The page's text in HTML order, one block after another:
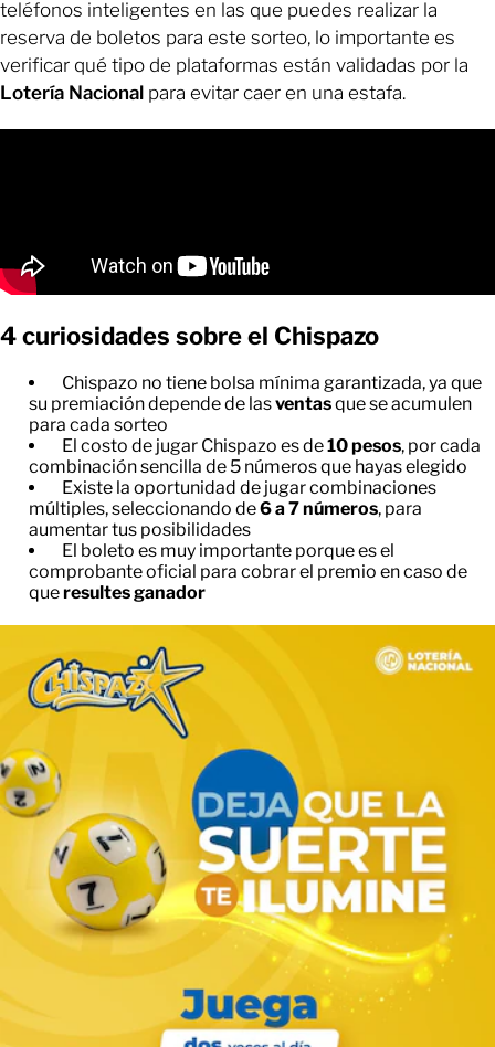
teléfonos inteligentes en las que puedes realizar la
reserva de boletos para este sorteo, lo importante es
verificar qué tipo de plataformas están validadas por la
Lotería Nacional para evitar caer en una estafa.
4 curiosidades sobre el Chispazo
Chispazo no tiene bolsa mínima garantizada, ya que
su premiación depende de lasventasque se acumulen
para cada sorteo
El costo de jugar Chispazo es de10 pesos, por cada
combinación sencilla de 5 números que hayas elegido
Existe la oportunidad de jugar combinaciones
múltiples, seleccionando de6 a 7 números, para
aumentar tus posibilidades
El boleto es muy importante porque es el
comprobante oficial para cobrar el premio en caso de
queresultes ganador